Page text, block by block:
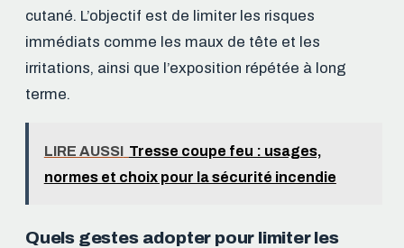
cutané. L’objectif est de limiter les risques
immédiats comme les maux de tête et les
irritations, ainsi que l’exposition répétée à long
terme.
LIRE AUSSI Tresse coupe feu : usages,
normes et choix pour la sécurité incendie
Quels gestes adopter pour limiter les